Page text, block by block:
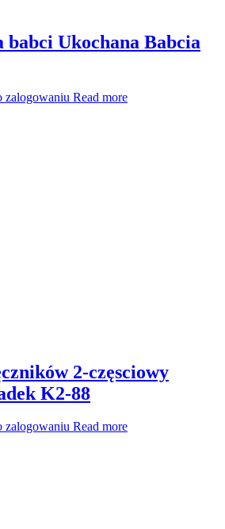
Ukochana Babcia
zalogowaniu Read more
2-częsciowy
K2-88
zalogowaniu Read more